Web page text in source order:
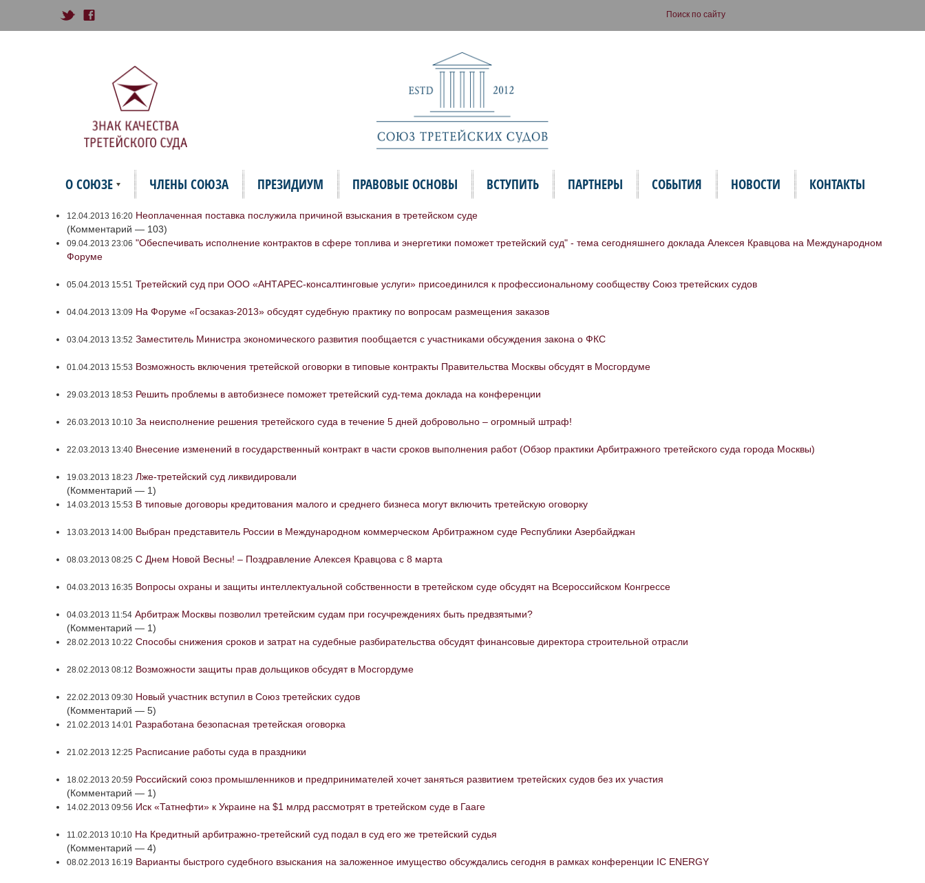
О СОЮЗЕ ЧЛЕНЫ СОЮЗА ПРЕЗИДИУМ ПРАВОВЫЕ ОСНОВЫ ВСТУПИТЬ ПАРТНЕРЫ СОБЫТИЯ НОВОСТИ КОНТАКТЫ
12.04.2013 16:20 Неоплаченная поставка послужила причиной взыскания в третейском суде
(Комментарий — 103)
09.04.2013 23:06 "Обеспечивать исполнение контрактов в сфере топлива и энергетики поможет третейский суд" - тема сегодняшнего доклада Алексея Кравцова на Международном
Форуме
05.04.2013 15:51 Третейский суд при ООО «АНТАРЕС-консалтинговые услуги» присоединился к профессиональному сообществу Союз третейских судов
04.04.2013 13:09 На Форуме «Госзаказ-2013» обсудят судебную практику по вопросам размещения заказов
03.04.2013 13:52 Заместитель Министра экономического развития пообщается с участниками обсуждения закона о ФКС
01.04.2013 15:53 Возможность включения третейской оговорки в типовые контракты Правительства Москвы обсудят в Мосгордуме
29.03.2013 18:53 Решить проблемы в автобизнесе поможет третейский суд-тема доклада на конференции
26.03.2013 10:10 За неисполнение решения третейского суда в течение 5 дней добровольно – огромный штраф!
22.03.2013 13:40 Внесение изменений в государственный контракт в части сроков выполнения работ (Обзор практики Арбитражного третейского суда города Москвы)
19.03.2013 18:23 Лже-третейский суд ликвидировали
(Комментарий — 1)
14.03.2013 15:53 В типовые договоры кредитования малого и среднего бизнеса могут включить третейскую оговорку
13.03.2013 14:00 Выбран представитель России в Международном коммерческом Арбитражном суде Республики Азербайджан
08.03.2013 08:25 С Днем Новой Весны! – Поздравление Алексея Кравцова с 8 марта
04.03.2013 16:35 Вопросы охраны и защиты интеллектуальной собственности в третейском суде обсудят на Всероссийском Конгрессе
04.03.2013 11:54 Арбитраж Москвы позволил третейским судам при госучреждениях быть предвзятыми?
(Комментарий — 1)
28.02.2013 10:22 Способы снижения сроков и затрат на судебные разбирательства обсудят финансовые директора строительной отрасли
28.02.2013 08:12 Возможности защиты прав дольщиков обсудят в Мосгордуме
22.02.2013 09:30 Новый участник вступил в Союз третейских судов
(Комментарий — 5)
21.02.2013 14:01 Разработана безопасная третейская оговорка
21.02.2013 12:25 Расписание работы суда в праздники
18.02.2013 20:59 Российский союз промышленников и предпринимателей хочет заняться развитием третейских судов без их участия
(Комментарий — 1)
14.02.2013 09:56 Иск «Татнефти» к Украине на $1 млрд рассмотрят в третейском суде в Гааге
11.02.2013 10:10 На Кредитный арбитражно-третейский суд подал в суд его же третейский судья
(Комментарий — 4)
08.02.2013 16:19 Варианты быстрого судебного взыскания на заложенное имущество обсуждались сегодня в рамках конференции IC ENERGY